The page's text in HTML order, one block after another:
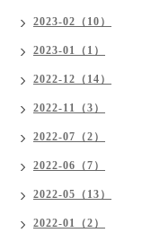
2023-02（10）
2023-01（1）
2022-12（14）
2022-11（3）
2022-07（2）
2022-06（7）
2022-05（13）
2022-01（2）